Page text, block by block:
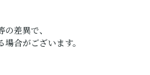
差異で、
合がございます。